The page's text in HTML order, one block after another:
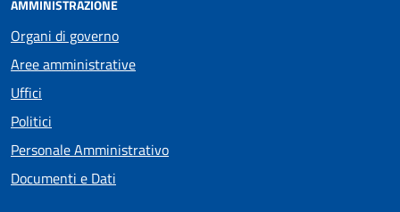
AMMINISTRAZIONE
Organi di governo
Aree amministrative
Uffici
Politici
Personale Amministrativo
Documenti e Dati